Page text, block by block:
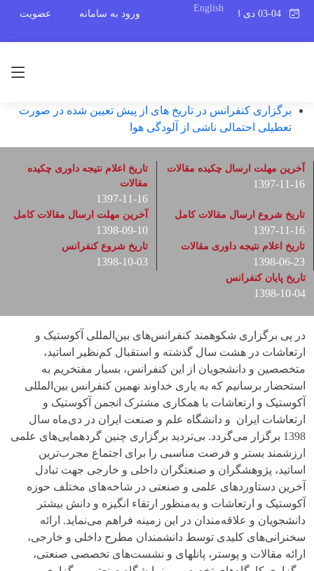
English
ورود به سامانه عضویت
برگزاری کنفرانس در تاریخ های از پیش تعیین شده در صورت
تعطیلی احتمالی ناشی از آلودگی هوا
آخرین مهلت ارسال چکیده مقالات
1397-11-16
تاریخ اعلام نتیجه داوری چکیده
مقالات
1397-11-16
تاریخ شروع ارسال مقالات کامل
1397-11-16
آخرین مهلت ارسال مقالات کامل
1398-09-10
تاریخ اعلام نتیجه داوری مقالات
1398-06-23
تاریخ شروع کنفرانس
1398-10-03
تاریخ پایان کنفرانس
1398-10-04
در پی برگزاری شکوهمند کنفرانس‌های بین‌المللی آکوستیک و
ارتعاشات در هشت سال گذشته و استقبال کم‌نظیر اساتید،
متخصصین و دانشجویان از این کنفرانس، بسیار مفتخریم به
استحضار برسانیم که به یاری خداوند نهمین کنفرانس بین‌المللی
آکوستیک و ارتعاشات با همکاری مشترک انجمن آکوستیک و
ارتعاشات ایران و دانشگاه علم و صنعت ایران در دی‌ماه سال
1398 برگزار می‌گردد. بی‌تردید برگزاری چنین گردهمایی‌های علمی
ارزشمند بستر و فرصت مناسبی را برای اجتماع مجرب‌ترین
اساتید، پژوهشگران و صنعتگران داخلی و خارجی جهت تبادل
آخرین دستاوردهای علمی و صنعتی در شاخه‌های مختلف حوزه
آکوستیک و ارتعاشات و به‌منظور ارتقاء انگیزه و دانش بیشتر
دانشجویان و علاقه‌مندان در این زمینه فراهم می‌نماید. ارائه
سخنرانی‌های کلیدی توسط دانشمندان مطرح داخلی و خارجی،
ارائه مقالات و پوستر، پانلهای و نشست‌های تخصصی صنعتی،